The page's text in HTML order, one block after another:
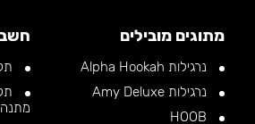
מתוגים מובילים
נרגילות Alpha Hookah
נרגילות Amy Deluxe
מתנה